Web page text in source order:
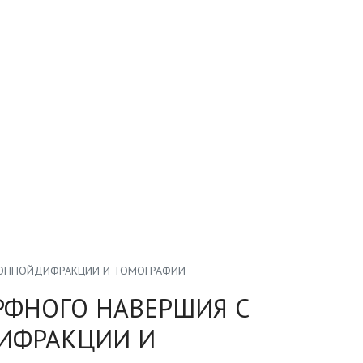
И ТОМОГРАФИИ
НАВЕРШИЯ С
И